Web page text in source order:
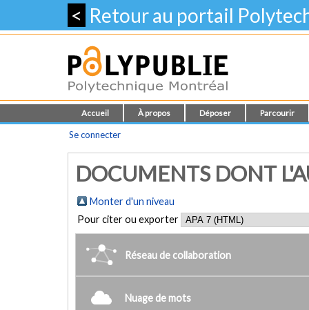
< Retour au portail
Accueil À propos Déposer Parcourir
Se connecter
DOCUMENTS DONT
Monter d'un niveau
Pour citer ou exporter
Réseau de collaboration
Nuage de mots